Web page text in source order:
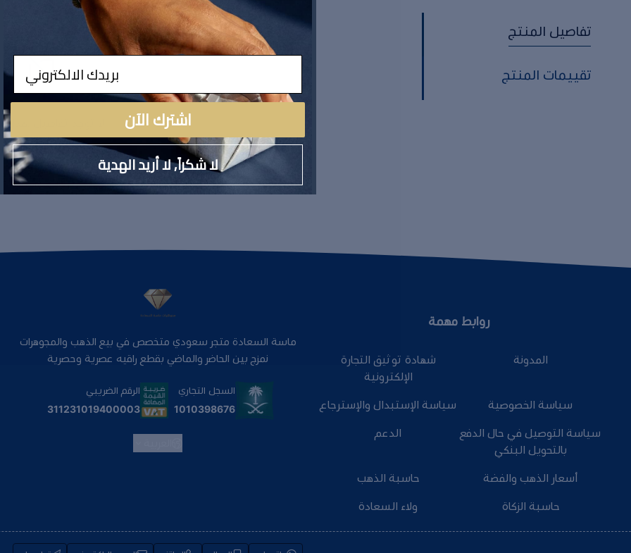
تفاصيل المنتج
تقييمات المنتج
لا توجد تفاصيل لهذا
روابط مهمة
المدونة
شهادة توثيق التجارة
الإلكترونية
سياسة الخصوصية سياسة الإستبدال والإسترجاع
سياسة التوصيل في حال الدفع
بالتحويل البنكي
الدعم
أسعار الذهب والفضة حاسبة الذهب
حاسبة الزكاة ولاء السعادة
ماسة السعادة متجر سعودي متخصص في بيع الذهب والمجوهرات
نمزج بين الحاضر والماضي بقطع راقيه عصرية وحصرية
السجل التجاري
1010398676
الرقم الضريبي
311231019400003
ادخال
اشترك الآن
لا شكراً, لا أريد الهدية